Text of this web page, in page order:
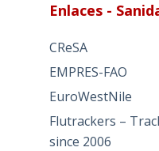
Enlaces -
CReSA
EMPRES-FAO
EuroWestNile
Flutrackers –
since 2006